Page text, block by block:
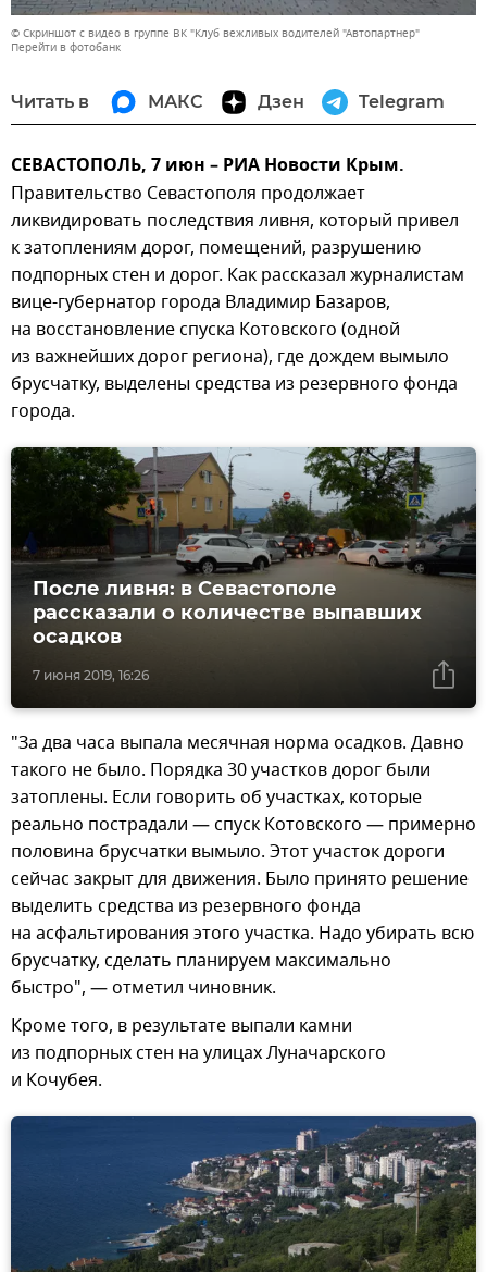
© Скриншот с видео в группе ВК "Клуб вежливых водителей "Автопартнер"
Перейти в фотобанк
Читать в МАКС Дзен Telegram
СЕВАСТОПОЛЬ, 7 июн – РИА Новости Крым.
Правительство Севастополя продолжает
ликвидировать последствия ливня, который привел
к затоплениям дорог, помещений, разрушению
подпорных стен и дорог. Как рассказал журналистам
вице-губернатор города Владимир Базаров,
на восстановление спуска Котовского (одной
из важнейших дорог региона), где дождем вымыло
брусчатку, выделены средства из резервного фонда
города.
7 июня 2019, 16:26
После ливня: в Севастополе
рассказали о количестве выпавших
осадков
"За два часа выпала месячная норма осадков. Давно
такого не было. Порядка 30 участков дорог были
затоплены. Если говорить об участках, которые
реально пострадали — спуск Котовского — примерно
половина брусчатки вымыло. Этот участок дороги
сейчас закрыт для движения. Было принято решение
выделить средства из резервного фонда
на асфальтирования этого участка. Надо убирать всю
брусчатку, сделать планируем максимально
быстро", — отметил чиновник.
Кроме того, в результате выпали камни
из подпорных стен на улицах Луначарского
и Кочубея.